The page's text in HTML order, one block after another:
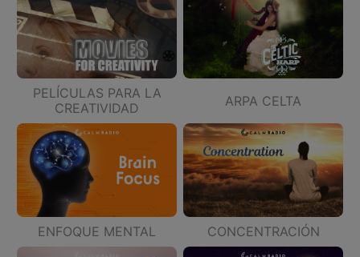
PELÍCULAS PARA LA
CREATIVIDAD
ARPA CELTA
ENFOQUE MENTAL CONCENTRACIÓN